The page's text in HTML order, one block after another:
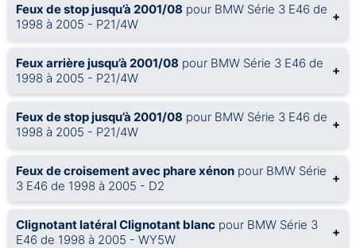
Feux de stop jusqu’à 2001/08 pour BMW Série 3 E46 de
1998 à 2005 - P21/4W
+
Feux arrière jusqu’à 2001/08 pour BMW Série 3 E46 de
1998 à 2005 - P21/4W
+
Feux de stop jusqu’à 2001/08 pour BMW Série 3 E46 de
1998 à 2005 - P21/4W
+
Feux de croisement avec phare xénon pour BMW Série
3 E46 de 1998 à 2005 - D2
+
Clignotant latéral Clignotant blanc pour BMW Série 3
E46 de 1998 à 2005 - WY5W
+